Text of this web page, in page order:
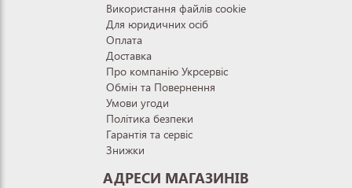
Використання файлів cookie
Для юридичних осіб
Оплата
Доставка
Про компанію Укрсервіс
Обмін та Повернення
Умови угоди
Політика безпеки
Гарантія та сервіс
Знижки
АДРЕСИ МАГАЗИНІВ